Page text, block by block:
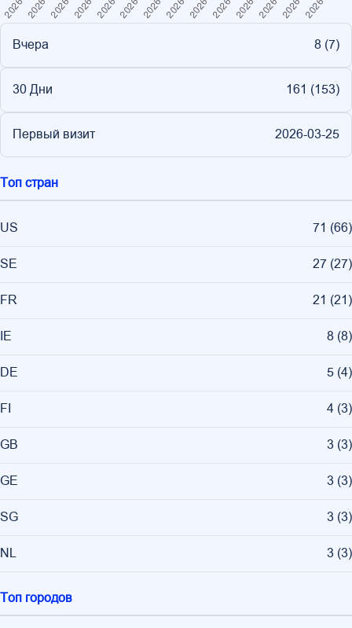
Вчера 8 (7)
30 Дни 161 (153)
Первый визит 2026-03-25
Топ стран
US 71 (66)
SE 27 (27)
FR 21 (21)
IE 8 (8)
DE 5 (4)
FI 4 (3)
GB 3 (3)
GE 3 (3)
SG 3 (3)
NL 3 (3)
Топ городов